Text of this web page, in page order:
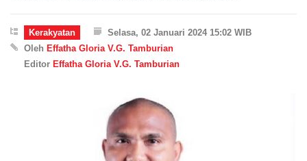
Kerakyatan
Selasa, 02 Januari 2024 15:02 WIB
Oleh Effatha Gloria V.G. Tamburian
Editor Effatha Gloria V.G. Tamburian